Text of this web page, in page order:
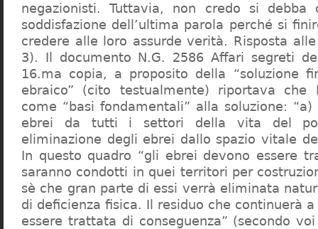
negazionisti. Tuttavia, non credo si debba
soddisfazione dell’ultima parola perché si
credere alle loro assurde verità. Risposta
3). Il documento N.G. 2586 Affari segreti
16.ma copia, a proposito della “soluzione
ebraico” (cito testualmente) riportava che
come “basi fondamentali” alla soluzione:
ebrei da tutti i settori della vita del
eliminazione degli ebrei dallo spazio vitale
In questo quadro “gli ebrei devono essere
saranno condotti in quei territori per
sè che gran parte di essi verrà eliminata
di deficienza fisica. Il residuo che continuerà
essere trattata di conseguenza” (secondo